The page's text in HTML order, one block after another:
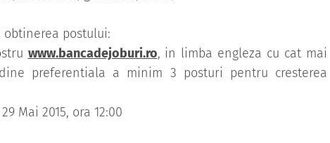
postului:
www.bancadejoburi.ro, in limba engleza cu cat mai
preferentiala a minim 3 posturi pentru cresterea
Mai 2015, ora 12:00